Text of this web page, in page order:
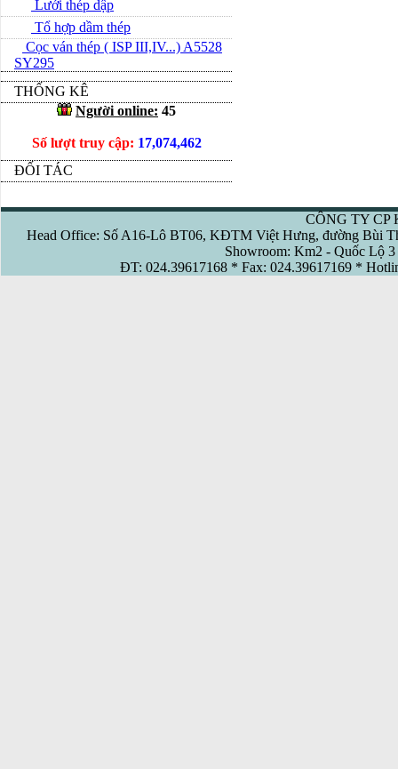
Lưới thép dập
Tổ hợp dầm thép
Cọc ván thép ( ISP III,IV...) A5528
SY295
THỐNG KÊ
Người online: 45
Số lượt truy cập: 17,074,462
ĐỐI TÁC
CÔNG TY CP
Head Office: Số A16-Lô BT06, KĐTM Việt Hưng, đường Bùi
Showroom: Km2 - Quốc Lộ
ĐT: 024.39617168 * Fax: 024.39617169 *